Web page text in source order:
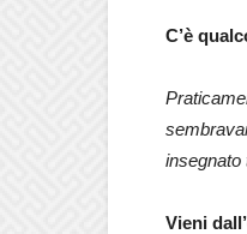
C’è
insegnato
Vieni